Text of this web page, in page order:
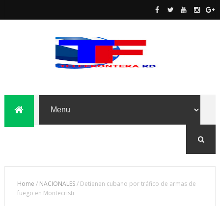
Home / NACIONALES/ Detienen cubano por tráfico de armas de
fuego en Montecristi